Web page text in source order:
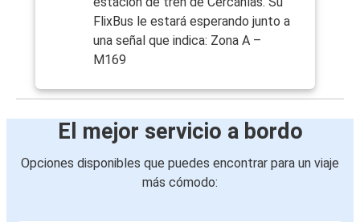
FlixBus le estará esperando junto a
una señal que indica: Zona A –
M169
El mejor servicio a bordo
Opciones disponibles que puedes encontrar para un viaje
más cómodo: